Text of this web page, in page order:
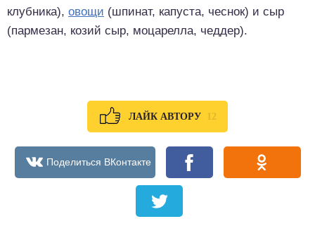
клубника), овощи (шпинат, капуста, чеснок) и сыр
(пармезан, козий сыр, моцарелла, чеддер).
ЛАЙК АВТОРУ 12